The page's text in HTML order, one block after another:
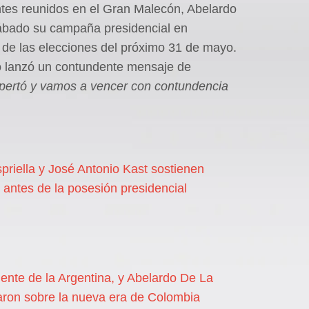
reunidos en el Gran Malecón, Abelardo
su campaña presidencial en
las elecciones del próximo 31 de mayo.
un contundente mensaje de
y vamos a vencer con contundencia
y José Antonio Kast sostienen
de la posesión presidencial
de la Argentina, y Abelardo De La
sobre la nueva era de Colombia